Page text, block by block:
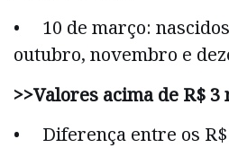
• 10 de março:
outubro, novembro e
>>Valores acima de R$ 3
• Diferença entre os R$